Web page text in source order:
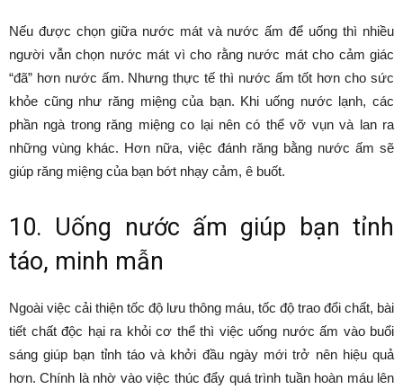
Nếu được chọn giữa nước mát và nước ấm để uống thì nhiều
người vẫn chọn nước mát vì cho rằng nước mát cho cảm giác
“đã” hơn nước ấm. Nhưng thực tế thì nước ấm tốt hơn cho sức
khỏe cũng như răng miệng của bạn. Khi uống nước lạnh, các
phần ngà trong răng miệng co lại nên có thể vỡ vụn và lan ra
những vùng khác. Hơn nữa, việc đánh răng bằng nước ấm sẽ
giúp răng miệng của bạn bớt nhạy cảm, ê buốt.
10. Uống nước ấm giúp bạn tỉnh
táo, minh mẫn
Ngoài việc cải thiện tốc độ lưu thông máu, tốc độ trao đổi chất, bài
tiết chất độc hại ra khỏi cơ thể thì việc uống nước ấm vào buổi
sáng giúp bạn tỉnh táo và khởi đầu ngày mới trở nên hiệu quả
hơn. Chính là nhờ vào việc thúc đẩy quá trình tuần hoàn máu lên